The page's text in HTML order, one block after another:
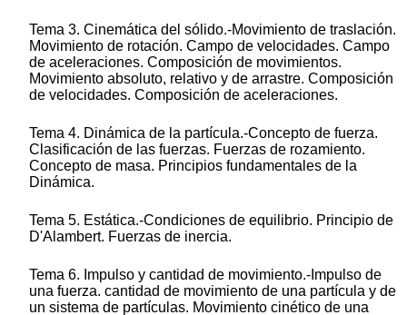
Tema 3. Cinemática del sólido.-Movimiento de traslación.
Movimiento de rotación. Campo de velocidades. Campo
de aceleraciones. Composición de movimientos.
Movimiento absoluto, relativo y de arrastre. Composición
de velocidades. Composición de aceleraciones.
Tema 4. Dinámica de la partícula.-Concepto de fuerza.
Clasificación de las fuerzas. Fuerzas de rozamiento.
Concepto de masa. Principios fundamentales de la
Dinámica.
Tema 5. Estática.-Condiciones de equilibrio. Principio de
D'Alambert. Fuerzas de inercia.
Tema 6. Impulso y cantidad de movimiento.-Impulso de
una fuerza. cantidad de movimiento de una partícula y de
un sistema de partículas. Movimiento cinético de una